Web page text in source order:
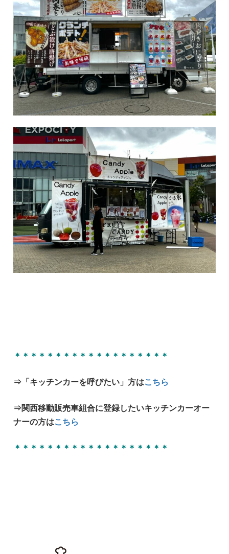
＊＊＊＊＊＊＊＊＊＊＊＊＊＊＊＊＊＊＊
⇒「キッチンカーを呼びたい」方はこちら
⇒関西移動販売車組合に登録したいキッチンカーオー
ナーの方はこちら
＊＊＊＊＊＊＊＊＊＊＊＊＊＊＊＊＊＊＊